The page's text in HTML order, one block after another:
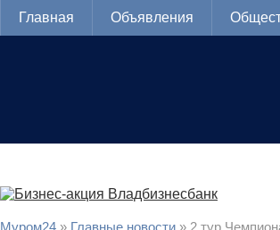
Главная Объявления
Муром24 » Главные новости » 2 тур